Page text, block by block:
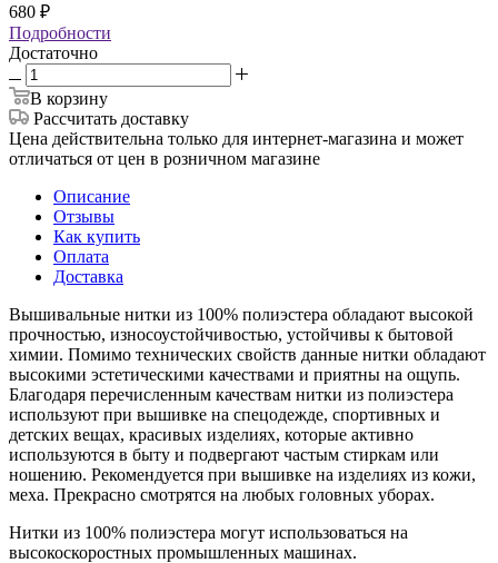
680 ₽
Подробности
Достаточно
В корзину
Рассчитать доставку
Цена действительна только для интернет-магазина и может
отличаться от цен в розничном магазине
Описание
Отзывы
Как купить
Оплата
Доставка
Вышивальные нитки из 100% полиэстера обладают высокой
прочностью, износоустойчивостью, устойчивы к бытовой
химии. Помимо технических свойств данные нитки обладают
высокими эстетическими качествами и приятны на ощупь.
Благодаря перечисленным качествам нитки из полиэстера
используют при вышивке на спецодежде, спортивных и
детских вещах, красивых изделиях, которые активно
используются в быту и подвергают частым стиркам или
ношению. Рекомендуется при вышивке на изделиях из кожи,
меха. Прекрасно смотрятся на любых головных уборах.
Нитки из 100% полиэстера могут использоваться на
высокоскоростных промышленных машинах.